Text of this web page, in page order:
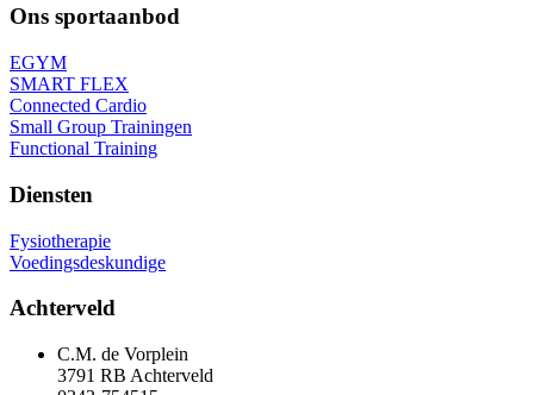
Ons sportaanbod
EGYM
SMART FLEX
Connected Cardio
Small Group Trainingen
Functional Training
Diensten
Fysiotherapie
Voedingsdeskundige
Achterveld
C.M. de Vorplein
3791 RB Achterveld